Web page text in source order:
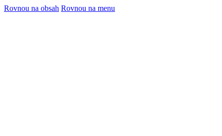
Rovnou na obsah Rovnou na menu